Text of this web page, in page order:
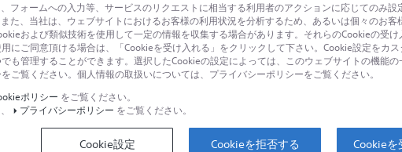
/業務用製品に関するお問い合わせ 製品に
個人のお
買い物に関するご利用ガイド・お問
海外仕
オーバー
フォームへの入力等、サービスのリクエストに相当する利用者のアクションに応じてのみ
た、当社は、ウェブサイトにおけるお客様の利用状況を分析するため、あるいは個々のお
および類似技術を使用して一定の情報を収集する場合があります。それらのCookieの受
にご同意頂ける場合は、「Cookieを受け入れる」をクリックして下さい。Cookie設定をカ
も管理することができます。選択したCookieの設定によっては、このウェブサイトの機能
ご覧ください。個人情報の取扱いについては、プライバシーポリシーをご覧ください。
ポリシー をご覧ください。
プライバシーポリシー をご覧ください。
Cookie設定 Cookieを拒否する Cookieを